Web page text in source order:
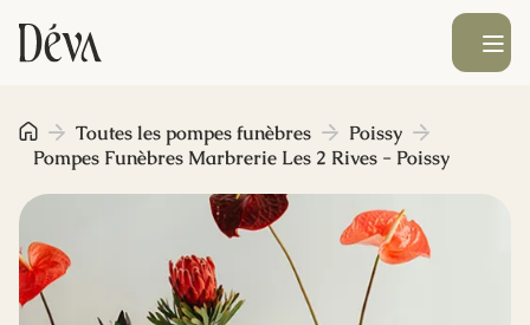
Obsèques
Prévoyance
Monument funéraire
Ouvrir le
Toutes les pompes funèbres
Poissy
Pompes Funèbres Marbrerie Les 2 Rives - Poissy